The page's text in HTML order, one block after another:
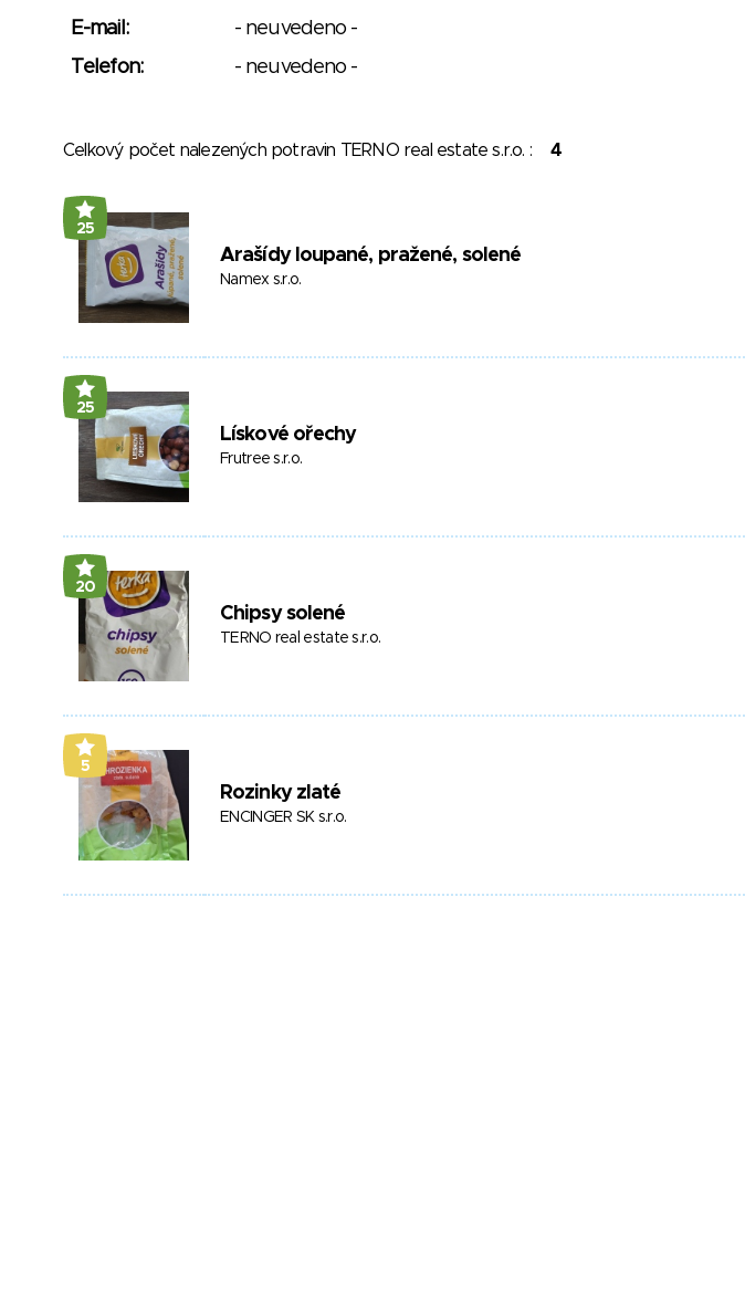
E-mail:
- neuvedeno -
Telefon:
- neuvedeno -
Celkový počet nalezených potravin TERNO real estate s.r.o. : 4
25
Arašídy loupané, pražené, solené
Namex s.r.o.
25
Lískové ořechy
Frutree s.r.o.
20
Chipsy solené
TERNO real estate s.r.o.
5
Rozinky zlaté
ENCINGER SK s.r.o.